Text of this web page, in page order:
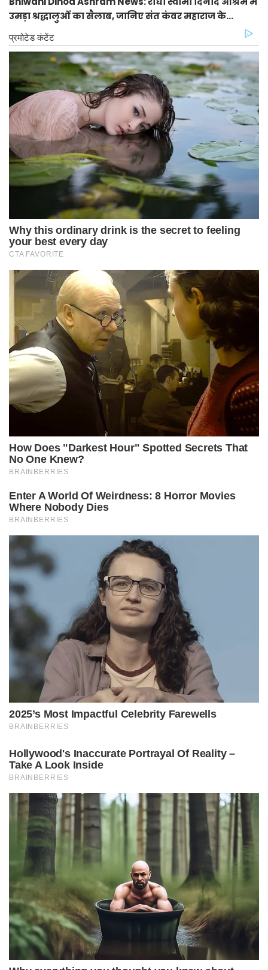
उमड़ा श्रद्धालुओं का सैलाब, जानिए संत कंवर महाराज के
अनमोल विचार